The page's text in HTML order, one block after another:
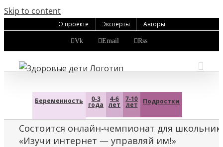
Skip to content
О проекте Эксперты Авторы
Vk Email Rss
Беременность 0-3
года
4-6
лет
7-10
лет Подростки
Состоится онлайн-чемпионат для
«Изучи интернет — управляй им!»